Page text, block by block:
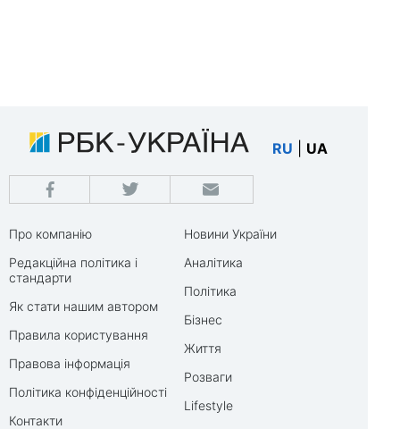
RU UA
Про компанію
Редакційна політика і
стандарти
Як стати нашим автором
Правила користування
Правова інформація
Політика конфіденційності
Контакти
Новини України
Аналітика
Політика
Бізнес
Життя
Розваги
Lifestyle